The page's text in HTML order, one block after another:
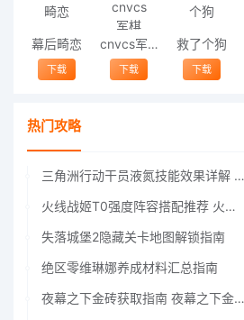
幕后畸恋
下载
cnvcs军棋
下载
救了个狗
下载
热门攻略
三角洲行动干员液氮技能效果详解 三角洲行动干员液氮技能介绍
火线战姬T0强度阵容搭配推荐 火线战姬T0强度阵容哪个好
失落城堡2隐藏关卡地图解锁指南
绝区零维琳娜养成材料汇总指南
夜幕之下金砖获取指南 夜幕之下金砖获取方法